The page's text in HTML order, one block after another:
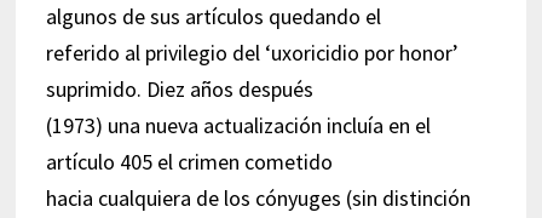
algunos de sus artículos quedando el
referido al privilegio del ‘uxoricidio por honor’
suprimido. Diez años después
(1973) una nueva actualización incluía en el
artículo 405 el crimen cometido
hacia cualquiera de los cónyuges (sin distinción